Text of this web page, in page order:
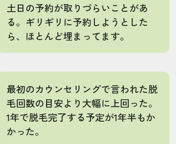
土日の予約が取りづらいことがあ
る。ギリギリに予約しようとした
ら、ほとんど埋まってます。
最初のカウンセリングで言われた脱
毛回数の目安より大幅に上回った。
1年で脱毛完了する予定が1年半もか
かった。